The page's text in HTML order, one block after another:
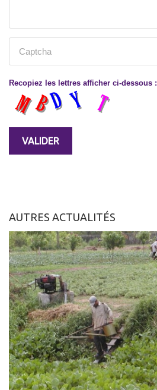
Recopiez les lettres afficher ci-dessous :
AUTRES ACTUALITÉS